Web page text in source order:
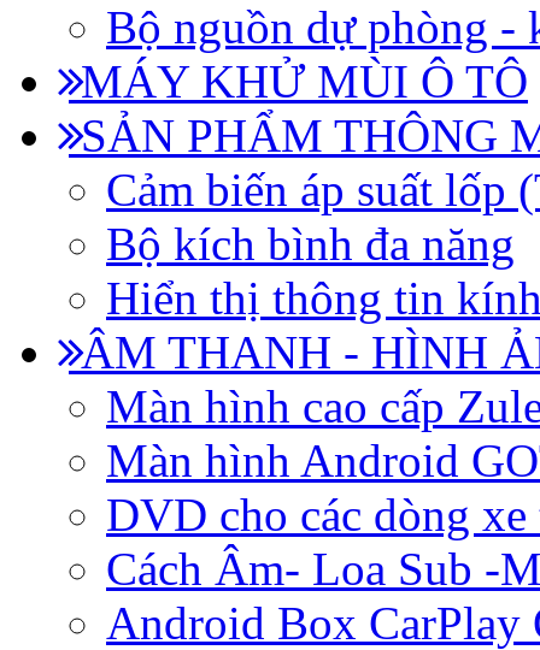
Bộ nguồn dự phòng -
MÁY KHỬ MÙI Ô TÔ
SẢN PHẨM THÔNG
Cảm biến áp suất lốp
Bộ kích bình đa năng
Hiển thị thông tin
ÂM THANH - HÌNH
Màn hình cao cấp
Màn hình Android
DVD cho các dòng
Cách Âm- Loa Sub -
Android Box CarPlay